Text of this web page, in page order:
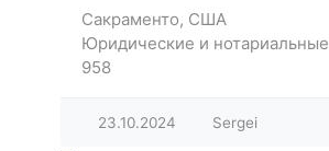
Сакраменто, США
Юридические и нотариальные
958
23.10.2024 Sergei